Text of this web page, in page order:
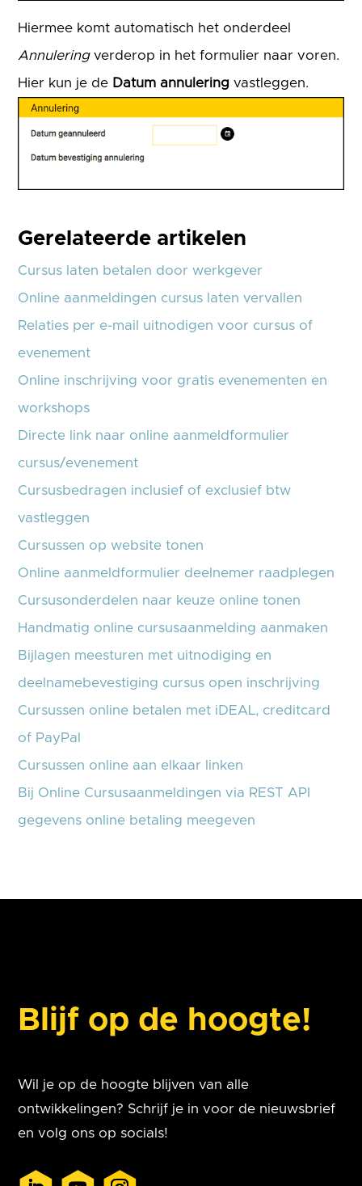
Hiermee komt automatisch het onderdeel
Annuleringverderop in het formulier naar voren.
Hier kun je de Datum annulering vastleggen.
Gerelateerde artikelen
Cursus laten betalen door werkgever
Online aanmeldingen cursus laten vervallen
Relaties per e-mail uitnodigen voor cursus of
evenement
Online inschrijving voor gratis evenementen en
workshops
Directe link naar online aanmeldformulier
cursus/evenement
Cursusbedragen inclusief of exclusief btw
vastleggen
Cursussen op website tonen
Online aanmeldformulier deelnemer raadplegen
Cursusonderdelen naar keuze online tonen
Handmatig online cursusaanmelding aanmaken
Bijlagen meesturen met uitnodiging en
deelnamebevestiging cursus open inschrijving
Cursussen online betalen met iDEAL, creditcard
of PayPal
Cursussen online aan elkaar linken
Bij Online Cursusaanmeldingen via REST API
gegevens online betaling meegeven
Blijf op de hoogte!
Wil je op de hoogte blijven van alle
ontwikkelingen? Schrijf je in voor de nieuwsbrief
en volg ons op socials!